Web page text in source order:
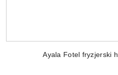
Ayala Fotel fryzjerski